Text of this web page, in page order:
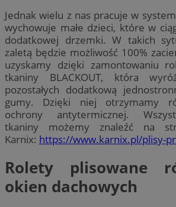
Jednak wielu z nas pracuje w
wychowuje małe dzieci, które w
dodatkowej drzemki. W takich
zaletą będzie możliwość 100%
uzyskamy dzięki zamontowaniu
tkaniny BLACKOUT, która
pozostałych dodatkową
gumy. Dzięki niej otrzymamy
ochrony antytermicznej.
tkaniny możemy znaleźć na
Karnix: https://www.karnix.pl/plisy-
Rolety plisowane
okien dachowych